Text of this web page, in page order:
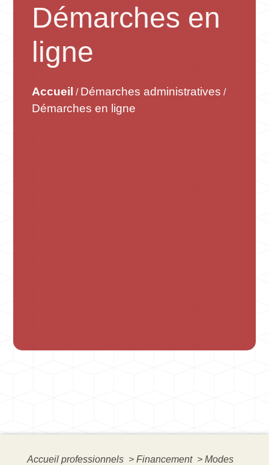
Démarches en
ligne
Accueil / Démarches administratives /
Démarches en ligne
Accueil professionnels > Financement > Modes